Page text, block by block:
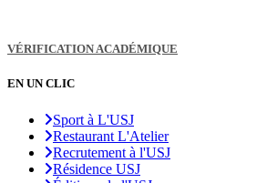
VÉRIFICATION ACADÉMIQUE
EN UN CLIC
Sport à L'USJ
Restaurant L'Atelier
Recrutement à l'USJ
Résidence USJ